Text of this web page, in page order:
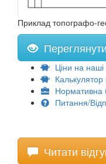
Приклад топографо-
Переглянути
Ціни на наші
Калькулятор
Нормативна
Питання/
Читати